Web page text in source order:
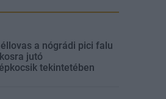
a nógrádi pici falu
jutó
tekintetében